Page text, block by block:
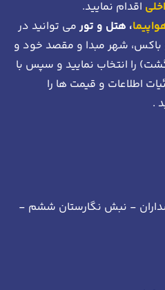
اقدام نمایید.
، هتل و تورمی توانید در
شهر مبدا و مقصد خود و
را انتخاب نمایید و سپس با
اطلاعات و قیمت ها را
.
- نبش نگارستان ششم -